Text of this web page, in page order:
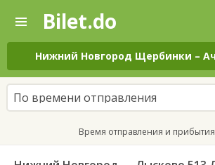
—
Поиск
и
покупка
билетов
на
автобус
онлайн
Bilet.do
Нижний Новгород Щербинки –
По времени отправления
Время отправления и